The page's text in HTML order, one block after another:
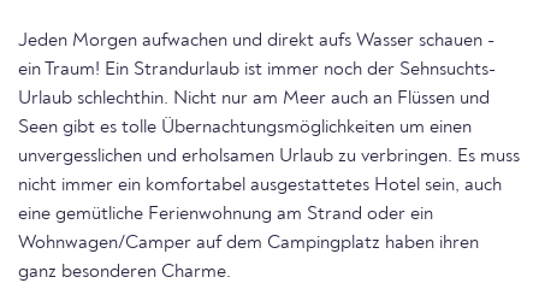
Jeden Morgen aufwachen und direkt aufs Wasser schauen -
ein Traum! Ein Strandurlaub ist immer noch der Sehnsuchts-
Urlaub schlechthin. Nicht nur am Meer auch an Flüssen und
Seen gibt es tolle Übernachtungsmöglichkeiten um einen
unvergesslichen und erholsamen Urlaub zu verbringen. Es muss
nicht immer ein komfortabel ausgestattetes Hotel sein, auch
eine gemütliche Ferienwohnung am Strand oder ein
Wohnwagen/Camper auf dem Campingplatz haben ihren
ganz besonderen Charme.